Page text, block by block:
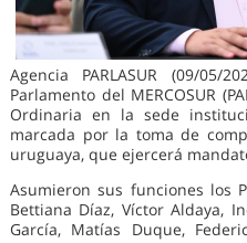
Agencia PARLASUR (09/
Parlamento del MERCOSUR
Ordinaria en la sede
marcada por la toma de
uruguaya, que ejercerá
Asumieron sus funciones los
Bettiana Díaz, Víctor Aldaya,
García, Matías Duque,